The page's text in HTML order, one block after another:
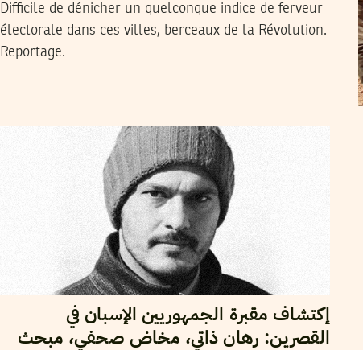
Difficile de dénicher un quelconque indice de ferveur
électorale dans ces villes, berceaux de la Révolution.
Reportage.
إكتشاف مقبرة الجمهوريين الإسبان في
القصرين: رهان ذاتي، مخاض صحفي، مبحث